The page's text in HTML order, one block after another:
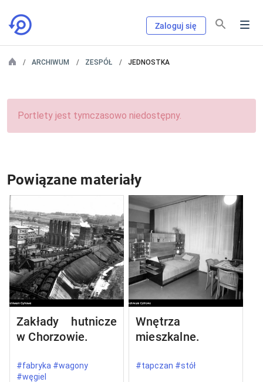
Zaloguj się
ARCHIWUM ZESPÓŁ JEDNOSTKA
Portlety jest tymczasowo niedostępny.
Powiązane materiały
Zakłady hutnicze
w Chorzowie.
#fabryka #wagony
#węgiel
Wnętrza
mieszkalne.
#tapczan #stół